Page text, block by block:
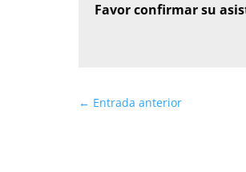
Favor confirmar su
← Entrada anterior